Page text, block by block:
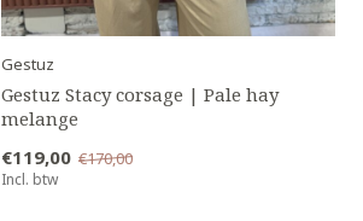
Gestuz
Gestuz Stacy corsage | Pale hay
melange
€119,00 €170,00
Incl. btw